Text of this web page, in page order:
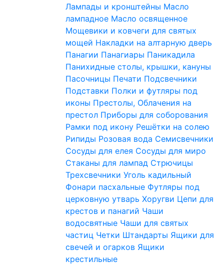
Лампады и кронштейны Масло
лампадное Масло освященное
Мощевики и ковчеги для святых
мощей Накладки на алтарную дверь
Панагии Панагиары Паникадила
Панихидные столы, крышки, кануны
Пасочницы Печати Подсвечники
Подставки Полки и футляры под
иконы Престолы, Облачения на
престол Приборы для соборования
Рамки под икону Решётки на солею
Рипиды Розовая вода Семисвечники
Сосуды для елея Сосуды для миро
Стаканы для лампад Стрючицы
Трехсвечники Уголь кадильный
Фонари пасхальные Футляры под
церковную утварь Хоругви Цепи для
крестов и панагий Чаши
водосвятные Чаши для святых
частиц Четки Штандарты Ящики для
свечей и огарков Ящики
крестильные